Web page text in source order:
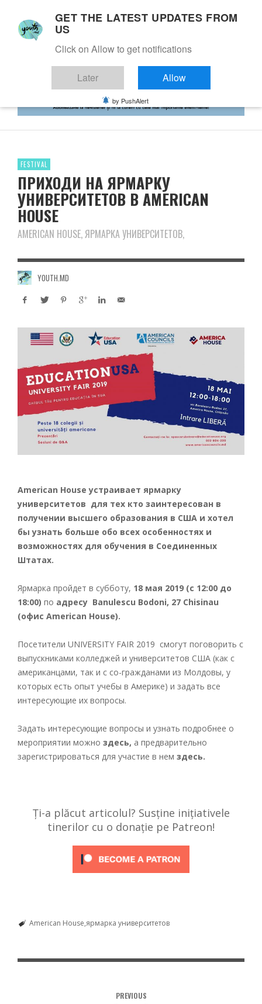
FESTIVAL
ПРИХОДИ НА ЯРМАРКУ
УНИВЕРСИТЕТОВ В AMERICAN
HOUSE
AMERICAN HOUSE, ЯРМАРКА УНИВЕРСИТЕТОВ,
YOUTH.MD
American House устраивает ярмарку
университетов для тех кто заинтересован в
получении высшего образования в США и хотел
бы узнать больше обо всех особенностях и
возможностях для обучения в Соединенных
Штатах.
Ярмарка пройдет в субботу, 18 мая 2019 (с 12:00 до
18:00) по адресу Banulescu Bodoni, 27 Chisinau
(офис American House).
Посетители UNIVERSITY FAIR 2019 смогут поговорить с
выпускниками колледжей и университетов США (как с
американцами, так и с со-гражданами из Молдовы, у
которых есть опыт учебы в Америке) и задать все
интересующие их вопросы.
Задать интересующие вопросы и узнать подробнее о
мероприятии можно здесь, а предварительно
зарегистрироваться для участие в нем здесь.
Ți-a plăcut articolul? Susține inițiativele
tinerilor cu o donație pe Patreon!
American House ярмарка университетов
PREVIOUS
GET THE LATEST UPDATES FROM
US
Click on Allow to get notifications
Later Allow
by PushAlert